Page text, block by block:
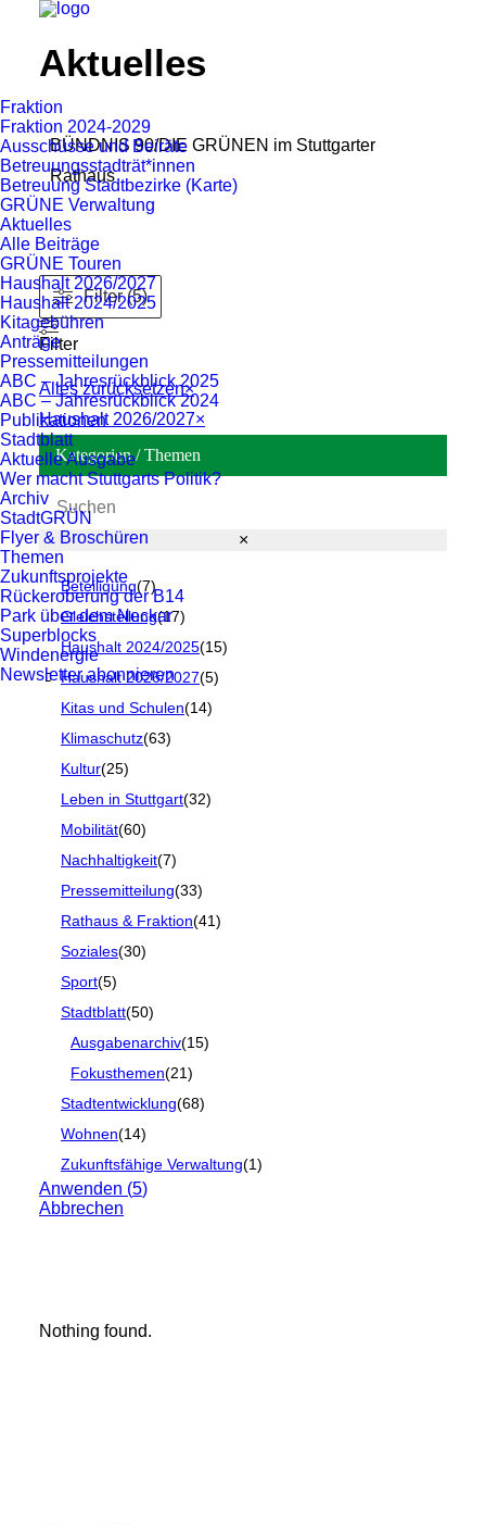
Fraktion
Fraktion 2024-2029
Ausschüsse und Beiräte
Betreuungsstadträt*innen
Betreuung Stadtbezirke (Karte)
GRÜNE Verwaltung
Aktuelles
Alle Beiträge
GRÜNE Touren
Haushalt 2026/2027
Haushalt 2024/2025
Kitagebühren
Anträge
Pressemitteilungen
ABC – Jahresrückblick 2025
ABC – Jahresrückblick 2024
Publikationen
Stadtblatt
Aktuelle Ausgabe
Wer macht Stuttgarts Politik?
Archiv
StadtGRÜN
Flyer & Broschüren
Themen
Zukunftsprojekte
Rückeroberung der B14
Park über dem Neckar
Superblocks
Windenergie
Newsletter abonnieren
Aktuelles
BÜNDNIS 90/DIE GRÜNEN im Stuttgarter
Rathaus
Filter (5)
Filter
Alles zurücksetzen×
Haushalt 2026/2027×
Kategorien / Themen
×
Beteiligung(7)
Gleichstellung(17)
Haushalt 2024/2025(15)
Haushalt 2026/2027(5)
Kitas und Schulen(14)
Klimaschutz(63)
Kultur(25)
Leben in Stuttgart(32)
Mobilität(60)
Nachhaltigkeit(7)
Pressemitteilung(33)
Rathaus & Fraktion(41)
Soziales(30)
Sport(5)
Stadtblatt(50)
Ausgabenarchiv(15)
Fokusthemen(21)
Stadtentwicklung(68)
Wohnen(14)
Zukunftsfähige Verwaltung(1)
Anwenden (5)
Abbrechen
Nothing found.